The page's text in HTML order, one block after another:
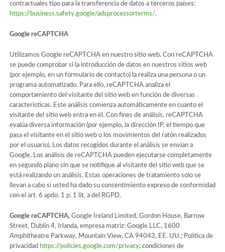
contractuales tipo para la transferencia de datos a terceros países:
https://business.safety.google/adsprocessorterms/.
Google reCAPTCHA
Utilizamos Google reCAPTCHA en nuestro sitio web. Con reCAPTCHA
se puede comprobar si la introducción de datos en nuestros sitios web
(por ejemplo, en un formulario de contacto) la realiza una persona o un
programa automatizado. Para ello, reCAPTCHA analiza el
comportamiento del visitante del sitio web en función de diversas
características. Este análisis comienza automáticamente en cuanto el
visitante del sitio web entra en él. Con fines de análisis, reCAPTCHA
evalúa diversa información (por ejemplo, la dirección IP, el tiempo que
pasa el visitante en el sitio web o los movimientos del ratón realizados
por el usuario). Los datos recogidos durante el análisis se envían a
Google. Los análisis de reCAPTCHA pueden ejecutarse completamente
en segundo plano sin que se notifique al visitante del sitio web que se
está realizando un análisis. Estas operaciones de tratamiento solo se
llevan a cabo si usted ha dado su consentimiento expreso de conformidad
con el art. 6 apdo. 1 p. 1 lit. a del RGPD.
Google reCAPTCHA, Google Ireland Limited, Gordon House, Barrow
Street, Dublín 4, Irlanda, empresa matriz: Google LLC, 1600
Amphitheatre Parkway, Mountain View, CA 94043, EE. UU.; Política de
privacidad https://policies.google.com/privacy; condiciones de